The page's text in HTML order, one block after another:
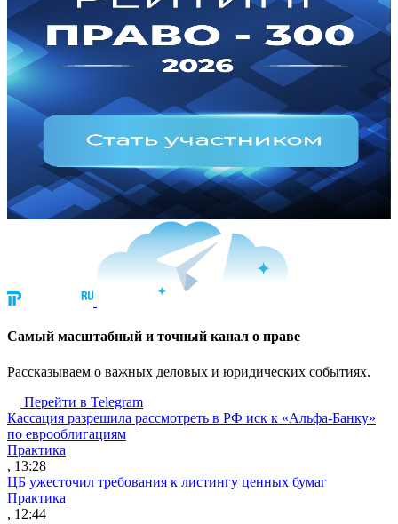
Cамый масштабный и точный канал о праве
Рассказываем о важных деловых и юридических событиях.
Перейти в Telegram
Кассация разрешила рассмотреть в РФ иск к «Альфа-Банку»
по еврооблигациям
Практика
, 13:28
ЦБ ужесточил требования к листингу ценных бумаг
Практика
, 12:44